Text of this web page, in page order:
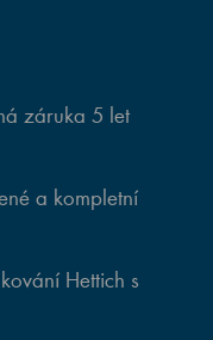
záruka 5 let
a kompletní
Hettich s